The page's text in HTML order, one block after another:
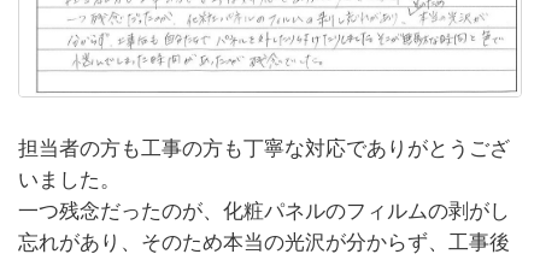
担当者の方も工事の方も丁寧な対応でありがとうござ
いました。
一つ残念だったのが、化粧パネルのフィルムの剥がし
忘れがあり、そのため本当の光沢が分からず、工事後